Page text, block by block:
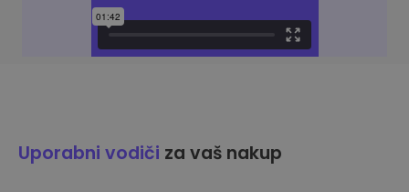
Uporabni vodiči za vaš nakup